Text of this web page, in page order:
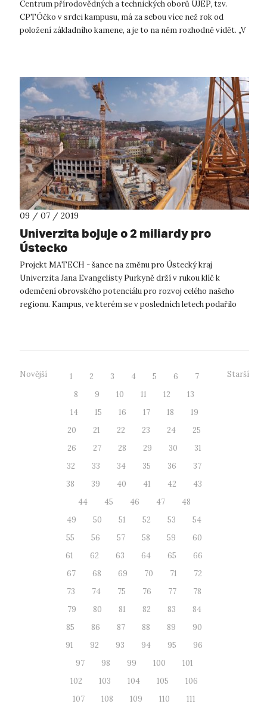
Centrum přírodovědných a technických oborů UJEP, tzv.
CPTÓčko v srdci kampusu, má za sebou více než rok od
položení základního kamene, a je to na něm rozhodně vidět. „V
09 / 07 / 2019
Univerzita bojuje o 2 miliardy pro
Ústecko
Projekt MATECH - šance na změnu pro Ústecký kraj
Univerzita Jana Evangelisty Purkyně drží v rukou klíč k
odemčení obrovského potenciálu pro rozvoj celého našeho
regionu. Kampus, ve kterém se v posledních letech podařilo
Novější 1 2 3 4 5 6
7
8
9 10 11 12
13
14
15 16 17 18
19
20
21 22 23 24
25
26
27 28 29 30
31
32
33 34 35 36
37
38
39 40 41 42
43
44
45 46 47
48
49
50 51 52 53
54
55
56 57 58 59
60
61
62 63 64 65
66
67
68 69 70 71
72
73
74 75 76 77
78
79
80 81 82 83
84
85
86 87 88 89
90
91
92 93 94 95
96
97
98 99 100
101
102
103 104 105
106
107
108 109 110
111
Starší